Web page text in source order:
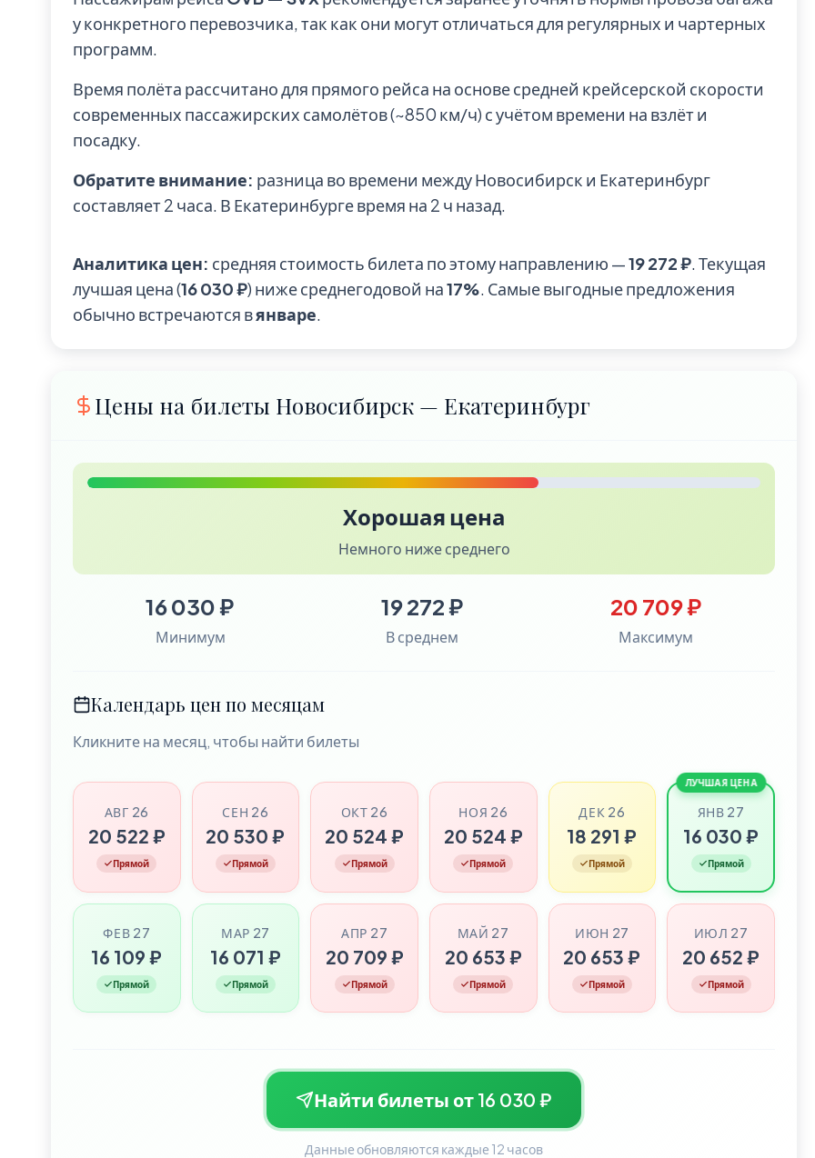
у конкретного перевозчика, так как они могут отличаться для регулярных и чартерных
программ.
Время полёта рассчитано для прямого рейса на основе средней крейсерской скорости
современных пассажирских самолётов (~850 км/ч) с учётом времени на взлёт и
посадку.
Обратите внимание: разница во времени между Новосибирск и Екатеринбург
составляет 2 часа. В Екатеринбурге время на 2 ч назад.
Аналитика цен: средняя стоимость билета по этому направлению —19 272 ₽. Текущая
лучшая цена (16 030 ₽) ниже среднегодовой на17%. Самые выгодные предложения
обычно встречаются вянваре.
Цены на билеты Новосибирск — Екатеринбург
Хорошая цена
Немного ниже среднего
16 030 ₽
Минимум
19 272 ₽
В среднем
20 709 ₽
Максимум
Календарь цен по месяцам
Кликните на месяц, чтобы найти билеты
АВГ 26
20 522 ₽
Прямой
СЕН 26
20 530 ₽
Прямой
ОКТ 26
20 524 ₽
Прямой
НОЯ 26
20 524 ₽
Прямой
ДЕК 26
18 291 ₽
Прямой
ЛУЧШАЯ ЦЕНА
ЯНВ 27
16 030 ₽
Прямой
ФЕВ 27
16 109 ₽
Прямой
МАР 27
16 071 ₽
Прямой
АПР 27
20 709 ₽
Прямой
МАЙ 27
20 653 ₽
Прямой
ИЮН 27
20 653 ₽
Прямой
ИЮЛ 27
20 652 ₽
Прямой
Найти билеты от 16 030 ₽
Данные обновляются каждые 12 часов